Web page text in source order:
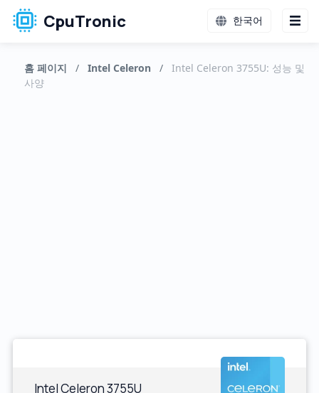
CpuTronic 한국어
홈 페이지 / Intel Celeron /
Intel Celeron 3755U: 성능 및
사양
Intel Celeron 3755U